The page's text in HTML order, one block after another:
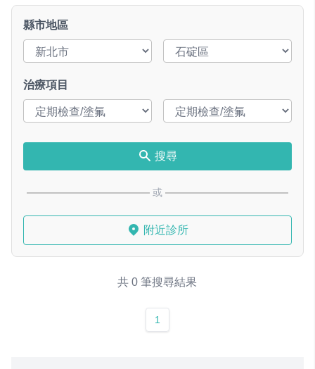
縣市地區
治療項目
搜尋
或
附近診所
共 0 筆搜尋結果
1